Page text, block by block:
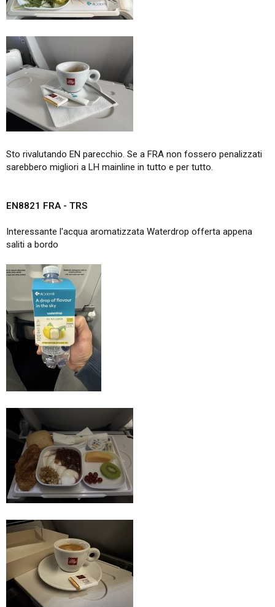
Sto rivalutando EN parecchio. Se a FRA non fossero penalizzati
sarebbero migliori a LH mainline in tutto e per tutto.
EN8821 FRA - TRS
Interessante l'acqua aromatizzata Waterdrop offerta appena
saliti a bordo